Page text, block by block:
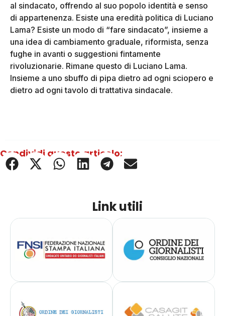
al sindacato, offrendo al suo popolo identità e senso
di appartenenza. Esiste una eredità politica di Luciano
Lama? Esiste un modo di “fare sindacato”, insieme a
una idea di cambiamento graduale, riformista, senza
fughe in avanti o suggestioni fintamente
rivoluzionarie. Rimane questo di Luciano Lama.
Insieme a uno sbuffo di pipa dietro ad ogni sciopero e
dietro ad ogni tavolo di trattativa sindacale.
Condividi questo articolo:
Link utili